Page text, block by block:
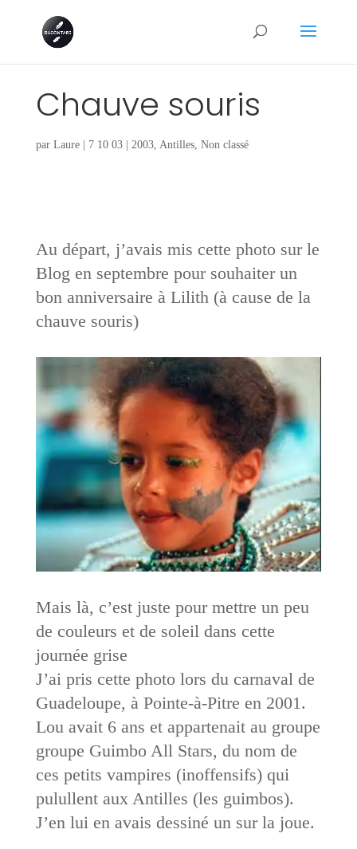
Chauve souris
par Laure| 7 10 03| 2003, Antilles, Non classé
Au départ, j’avais mis cette photo sur le
Blog en septembre pour souhaiter un
bon anniversaire à Lilith (à cause de la
chauve souris)
Mais là, c’est juste pour mettre un peu
de couleurs et de soleil dans cette
journée grise
J’ai pris cette photo lors du carnaval de
Guadeloupe, à Pointe-à-Pitre en 2001.
Lou avait 6 ans et appartenait au groupe
groupe Guimbo All Stars, du nom de
ces petits vampires (inoffensifs) qui
pulullent aux Antilles (les guimbos).
J’en lui en avais dessiné un sur la joue.